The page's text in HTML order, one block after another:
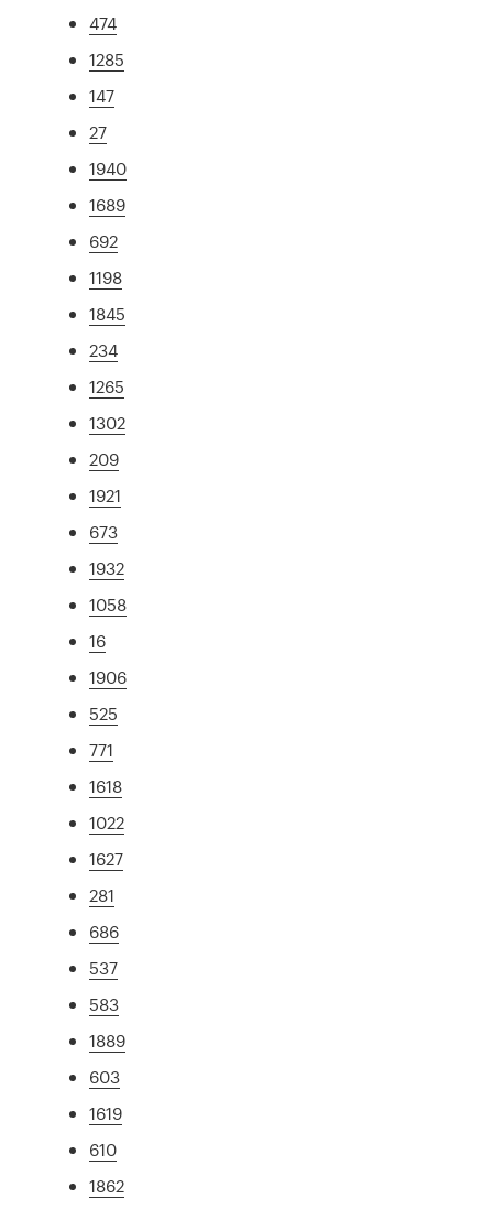
474
1285
147
27
1940
1689
692
1198
1845
234
1265
1302
209
1921
673
1932
1058
16
1906
525
771
1618
1022
1627
281
686
537
583
1889
603
1619
610
1862